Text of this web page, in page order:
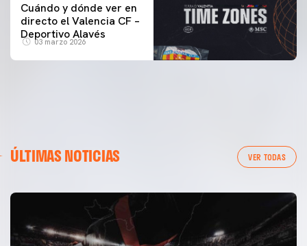
Cuándo y dónde ver en
directo el Valencia CF –
Deportivo Alavés
03 marzo 2026
ÚLTIMAS NOTICIAS VER TODAS